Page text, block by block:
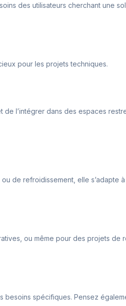
des utilisateurs cherchant une
pour les projets techniques.
l’intégrer dans des espaces
de refroidissement, elle s’adapte
ou même pour des projets de
spécifiques. Pensez